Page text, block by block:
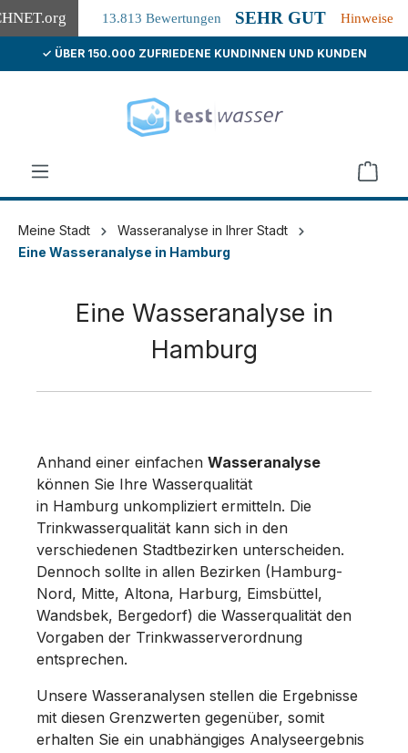
.org 13.813 Bewertungen SEHR GUT Hinweise
springen
✓ ÜBER 150.000 ZUFRIEDENE KUNDINNEN UND KUNDEN
Meine Stadt
Wasseranalyse in Ihrer Stadt
Eine Wasseranalyse in Hamburg
Eine Wasseranalyse in
Hamburg
Anhand einer einfachen Wasseranalyse
können Sie Ihre Wasserqualität
in Hamburg unkompliziert ermitteln. Die
Trinkwasserqualität kann sich in den
verschiedenen Stadtbezirken unterscheiden.
Dennoch sollte in allen Bezirken (Hamburg-
Nord, Mitte, Altona, Harburg, Eimsbüttel,
Wandsbek, Bergedorf) die Wasserqualität den
Vorgaben der Trinkwasserverordnung
entsprechen.
Unsere Wasseranalysen stellen die Ergebnisse
mit diesen Grenzwerten gegenüber, somit
erhalten Sie ein unabhängiges Analyseergebnis